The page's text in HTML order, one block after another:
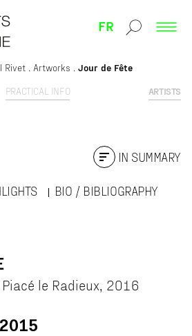
FR
PRACTICAL INFO ARTISTS
Rivet Artworks Jour de Fête
BIO / BIBLIOGRAPHY
IN SUMMARY
le Radieux, 2016